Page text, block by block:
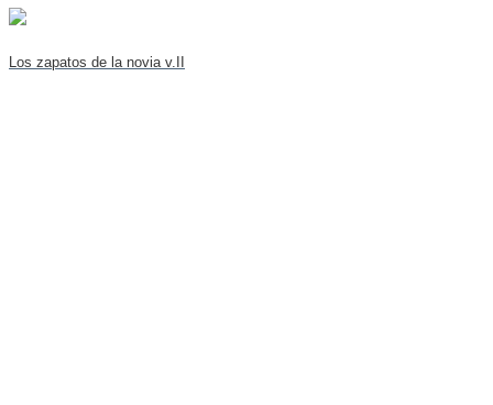
Los zapatos de la novia v.II